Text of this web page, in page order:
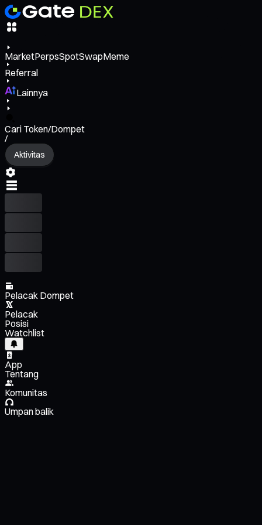
MarketPerpsSpotSwapMeme
Referral
Lainnya
Cari Token/Dompet
/
Aktivitas
Pelacak Dompet
Pelacak
Posisi
Watchlist
App
Tentang
Komunitas
Umpan balik